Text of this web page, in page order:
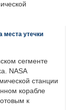
места утечки
сегменте
NASA
станции
корабле
к